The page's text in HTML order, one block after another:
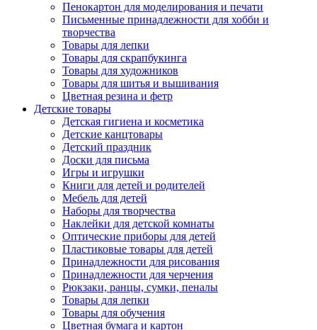
Пенокартон для моделирования и печати
Письменные принадлежности для хобби и
творчества
Товары для лепки
Товары для скрапбукинга
Товары для художников
Товары для шитья и вышивания
Цветная резина и фетр
Детские товары
Детская гигиена и косметика
Детские канцтовары
Детский праздник
Доски для письма
Игры и игрушки
Книги для детей и родителей
Мебель для детей
Наборы для творчества
Наклейки для детской комнаты
Оптические приборы для детей
Пластиковые товары для детей
Принадлежности для рисования
Принадлежности для черчения
Рюкзаки, ранцы, сумки, пеналы
Товары для лепки
Товары для обучения
Цветная бумага и картон